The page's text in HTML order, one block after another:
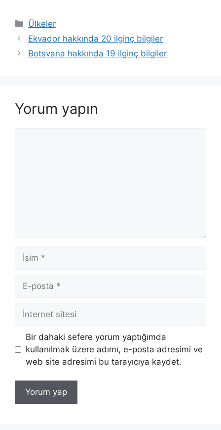
Kategoriler
Ülkeler
Ekvador hakkında 20 ilginç bilgiler
Botsvana hakkında 19 ilginç bilgiler
Yorum yapın
İsim
posta
İnternet
sitesi
Bir dahaki sefere yorum yaptığımda
kullanılmak üzere adımı, e-posta adresimi ve
web site adresimi bu tarayıcıya kaydet.